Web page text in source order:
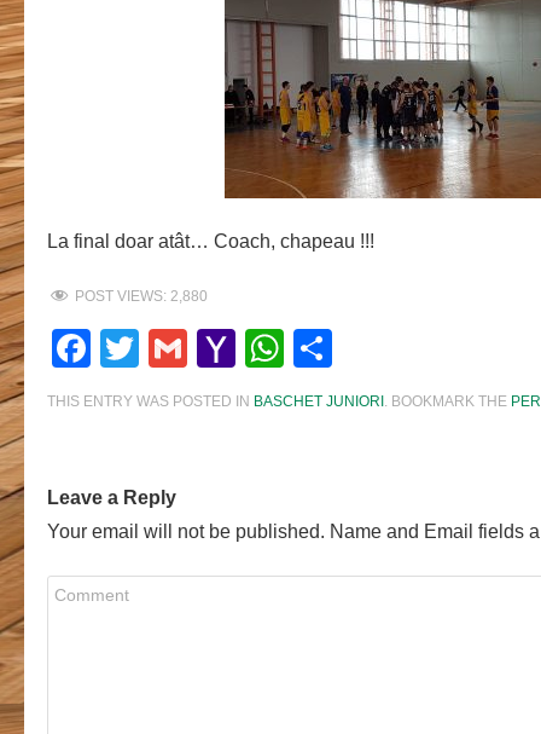
La final doar atât… Coach, chapeau !!!
POST VIEWS: 2,880
Facebook
Twitter
GmailYahoo
Mail
WhatsApp
THIS ENTRY WAS POSTED IN BASCHET JUNIORI . BOOKMARK THE
Leave a Reply
Your email will not be published. Name and Email fields